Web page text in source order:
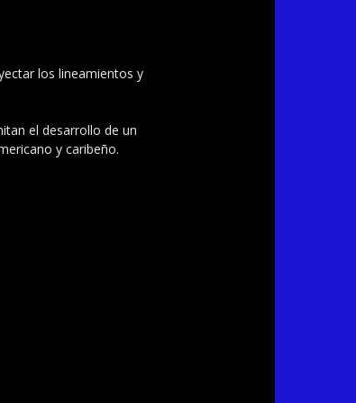
los lineamientos y
el desarrollo de un
y caribeño.